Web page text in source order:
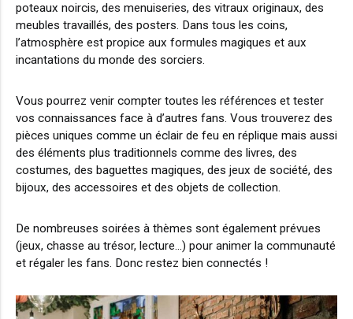
poteaux noircis, des menuiseries, des vitraux originaux, des
meubles travaillés, des posters. Dans tous les coins,
l’atmosphère est propice aux formules magiques et aux
incantations du monde des sorciers.
Vous pourrez venir compter toutes les références et tester
vos connaissances face à d’autres fans. Vous trouverez des
pièces uniques comme un éclair de feu en réplique mais aussi
des éléments plus traditionnels comme des livres, des
costumes, des baguettes magiques, des jeux de société, des
bijoux, des accessoires et des objets de collection.
De nombreuses soirées à thèmes sont également prévues
(jeux, chasse au trésor, lecture…) pour animer la communauté
et régaler les fans. Donc restez bien connectés !